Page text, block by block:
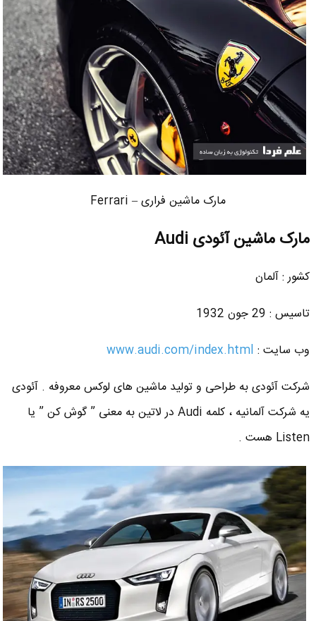
مارک ماشین فراری – Ferrari
مارک ماشین آئودی Audi
کشور : آلمان
تاسیس : 29 جون 1932
وب سایت : www.audi.com/index.html
شرکت آئودی به طراحی و تولید ماشین های لوکس معروفه . آئودی
یه شرکت آلمانیه ، کلمه Audi در لاتین به معنی ” گوش کن ” یا
Listen هست .